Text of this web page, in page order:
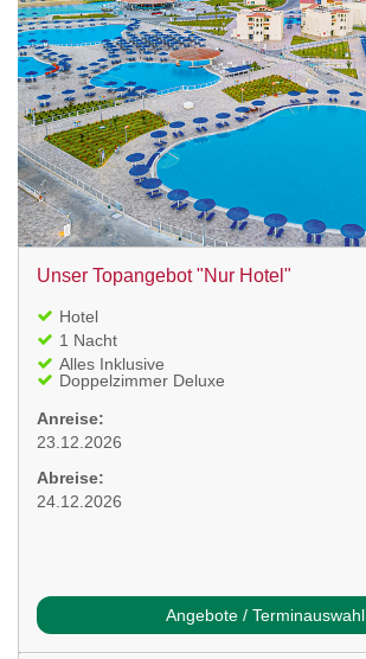
Unser Topangebot "Nur Hotel"
Hotel
1 Nacht
Alles Inklusive
Doppelzimmer Deluxe
Anreise:
23.12.2026
Abreise:
24.12.2026
Angebote / Terminauswahl